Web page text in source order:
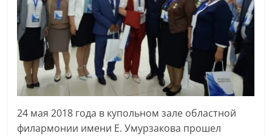
24 мая 2018 года в купольном зале областной
филармонии имени Е. Умурзакова прошел